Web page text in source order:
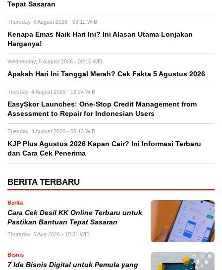
Tepat Sasaran
Thursday, 6 August 2026 - 09:12 WIB
Kenapa Emas Naik Hari Ini? Ini Alasan Utama Lonjakan
Harganya!
Wednesday, 5 August 2026 - 09:15 WIB
Apakah Hari Ini Tanggal Merah? Cek Fakta 5 Agustus 2026
Tuesday, 4 August 2026 - 18:24 WIB
EasySkor Launches: One-Stop Credit Management from
Assessment to Repair for Indonesian Users
Tuesday, 4 August 2026 - 09:13 WIB
KJP Plus Agustus 2026 Kapan Cair? Ini Informasi Terbaru
dan Cara Cek Penerima
BERITA TERBARU
Berita
Cara Cek Desil KK Online Terbaru untuk
Pastikan Bantuan Tepat Sasaran
Thursday, 6 Aug 2026 - 15:31 WIB
Bisnis
7 Ide Bisnis Digital untuk Pemula yang